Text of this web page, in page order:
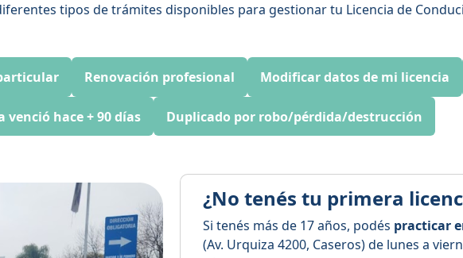
tipos de trámites disponibles para gestionar tu Licencia de
Renovación profesional Modificar datos de mi licencia
venció hace + 90 días Duplicado por robo/pérdida/destrucción
¿No tenés tu primera
Si tenés más de 17 años, podés practicar
(Av. Urquiza 4200, Caseros) de lunes a